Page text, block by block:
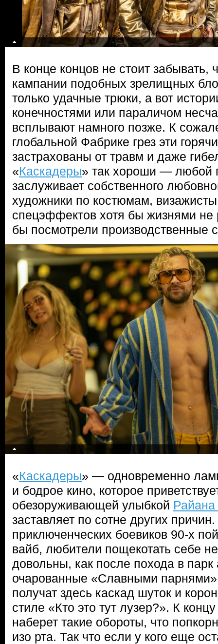
В конце концов не стоит забывать,
кампании подобных зрелищных
только удачные трюки, а вот
конечностями или параличом
всплывают намного позже. К
глобальной Фабрике грез эти
застрахованы от травм и даже
«Каскадеры» так хороши — любой
заслуживает собственного
художники по костюмам,
спецэффектов хотя бы жизнями
бы посмотрели производственные
«Каскадеры» — одновременно
и бодрое кино, которое
обезоруживающей улыбкой Райана
заставляет по сотне других
приключенческих боевиков 90-х
вайб, любители пощекотать себе
довольны, как после похода в парк
очарованные «Славными
получат здесь каскад шуток и
стиле «Кто это тут лузер?». К
наберет такие обороты, что
изо рта. Так что если у кого еще